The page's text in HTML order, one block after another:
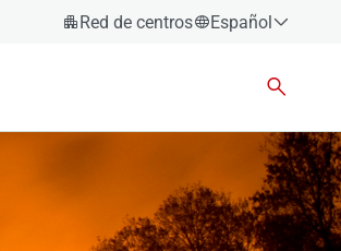
Red de centros
Español
Euskara
Valencià